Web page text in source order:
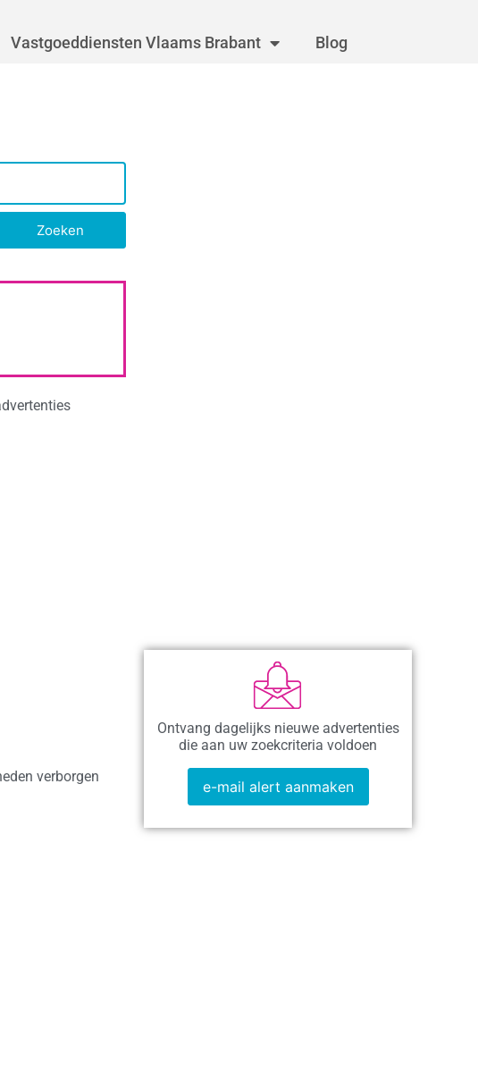
Vastgoeddiensten Vlaams Brabant Blog
Zoeken
verborgen
Ontvang dagelijks nieuwe advertenties
die aan uw zoekcriteria voldoen
e-mail alert aanmaken